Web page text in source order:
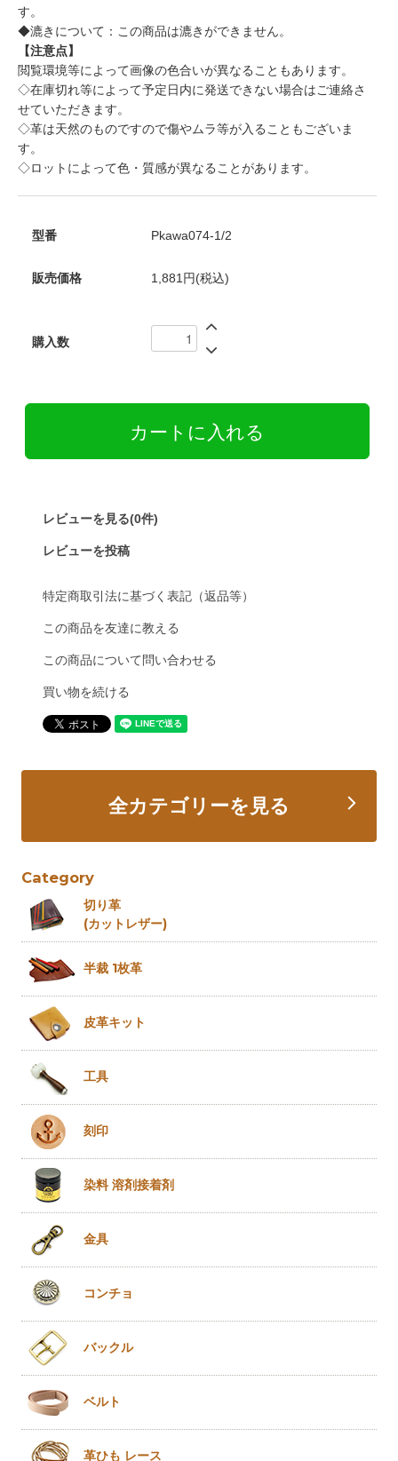
す。
◆漉きについて：この商品は漉きができません。
【注意点】
閲覧環境等によって画像の色合いが異なることもあります。
◇在庫切れ等によって予定日内に発送できない場合はご連絡さ
せていただきます。
◇革は天然のものですので傷やムラ等が入ることもございま
す。
◇ロットによって色・質感が異なることがあります。
型番 Pkawa074-1/2
販売価格 1,881円(税込)
購入数
レビューを見る(0件)
レビューを投稿
特定商取引法に基づく表記（返品等）
この商品を友達に教える
この商品について問い合わせる
買い物を続ける
全カテゴリーを見る
Category
切り革
(カットレザー)
半裁 1枚革
皮革キット
工具
刻印
染料 溶剤接着剤
金具
コンチョ
バックル
ベルト
革ひも レース